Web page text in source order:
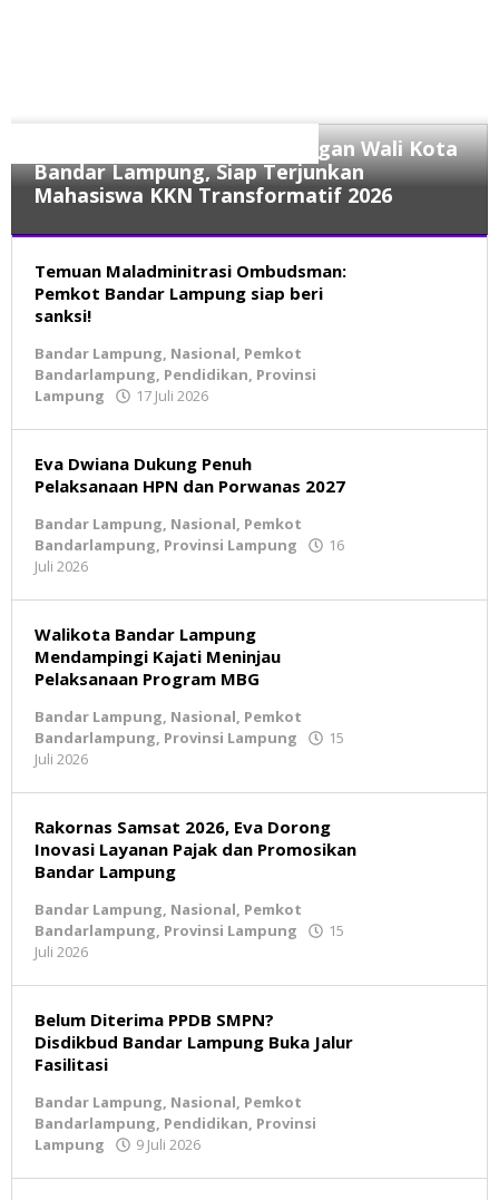
Rektor UIN RIL Audiensi dengan Wali Kota
Bandar Lampung, Siap Terjunkan
Mahasiswa KKN Transformatif 2026
Lampung,
Nasional,
Pemkot
Pendidikan,
Provinsi
Lampung
2026
BeritaNatural.net
Temuan Maladminitrasi Ombudsman:
Pemkot Bandar Lampung siap beri
sanksi!
Bandar Lampung, Nasional, Pemkot
Bandarlampung, Pendidikan, Provinsi
Lampung
17 Juli 2026
Eva Dwiana Dukung Penuh
Pelaksanaan HPN dan Porwanas 2027
Bandar Lampung, Nasional, Pemkot
Bandarlampung, Provinsi Lampung
16
Juli 2026
Walikota Bandar Lampung
Mendampingi Kajati Meninjau
Pelaksanaan Program MBG
Bandar Lampung, Nasional, Pemkot
Bandarlampung, Provinsi Lampung
15
Juli 2026
Rakornas Samsat 2026, Eva Dorong
Inovasi Layanan Pajak dan Promosikan
Bandar Lampung
Bandar Lampung, Nasional, Pemkot
Bandarlampung, Provinsi Lampung
15
Juli 2026
Belum Diterima PPDB SMPN?
Disdikbud Bandar Lampung Buka Jalur
Fasilitasi
Bandar Lampung, Nasional, Pemkot
Bandarlampung, Pendidikan, Provinsi
Lampung
9 Juli 2026